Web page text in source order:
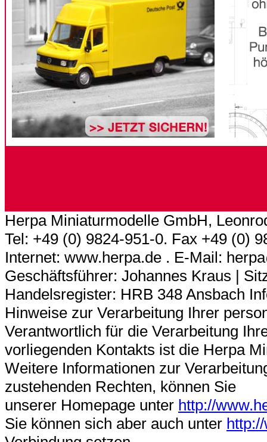
Herpa Miniaturmodelle GmbH,
Tel: +49 (0) 9824-951-0. Fax +49 (0)
Internet: www.herpa.de . E-Mail:
Geschäftsführer: Johannes Kraus |
Handelsregister: HRB 348 Ansbach
Hinweise zur Verarbeitung Ihrer
Verantwortlich für die Verarbeitung
vorliegenden Kontakts ist die Herpa
Weitere Informationen zur
zustehenden Rechten, können Sie
unserer Homepage unter http://
Sie können sich aber auch unter